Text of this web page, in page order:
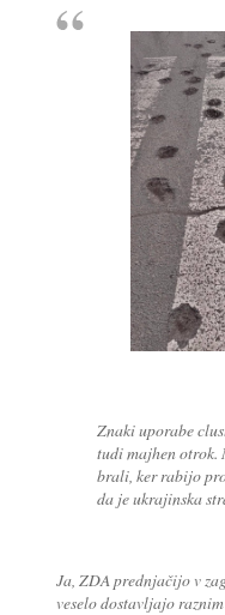
Znaki uporabe
tudi majhen otrok.
brali, ker rabijo
da je ukrajinska
Ja, ZDA prednjačijo v
veselo dostavljajo